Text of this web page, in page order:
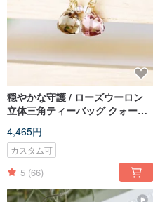
穏やかな守護 / ローズウーロン
立体三角ティーバッグ クォーツ
4,465円
カスタム可
5 (66)